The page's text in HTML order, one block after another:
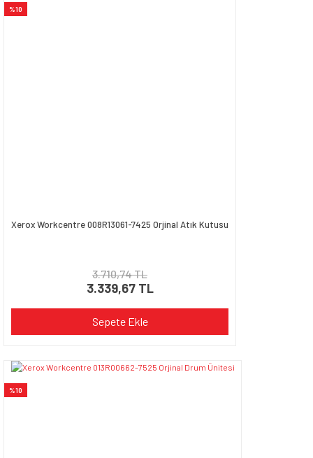
%10
Xerox Workcentre 008R13061-7425 Orjinal Atık Kutusu
3.710,74 TL
3.339,67 TL
Sepete Ekle
%10